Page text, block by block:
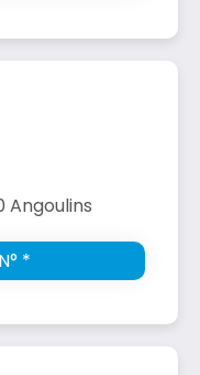
Angoulins
*